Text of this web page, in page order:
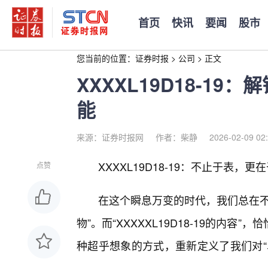
首页 快讯 要闻 股市
您当前的位置： 证券时报 > 公司 > 正文
XXXXL19D18-19：
能
来源：证券时报网 作者：柴静 2026-02-09
点赞 XXXXL19D18-19：不止于表，更
在这个瞬息万变的时代，我们总在
物”。而“XXXXXL19D18-19的内容”，
种超乎想象的方式，重新定义了我们